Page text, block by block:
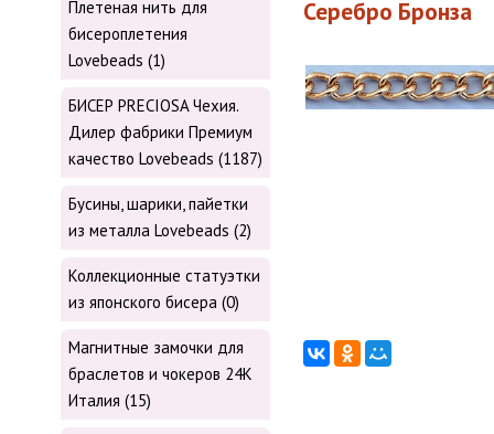
Плетеная нить для
бисероплетения
Lovebeads (1)
БИСЕР PRECIOSA Чехия.
Дилер фабрики Премиум
качество Lovebeads (1187)
Бусины, шарики, пайетки
из металла Lovebeads (2)
Коллекционные статуэтки
из японского бисера (0)
Магнитные замочки для
браслетов и чокеров 24К
Италия (15)
Серебро Бронза